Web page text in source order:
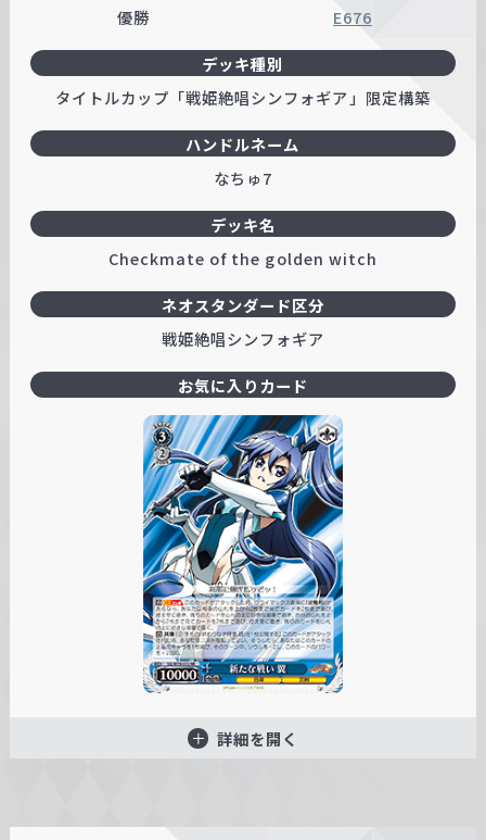
優勝
ハンドルネーム
なちゅ7
E676
デッキ名
Checkmate of the golden witch
デッキ種別
タイトルカップ「戦姫絶唱シンフォギア」限定構築
ネオスタンダード区分
戦姫絶唱シンフォギア
お気に入りカード
詳細を開く